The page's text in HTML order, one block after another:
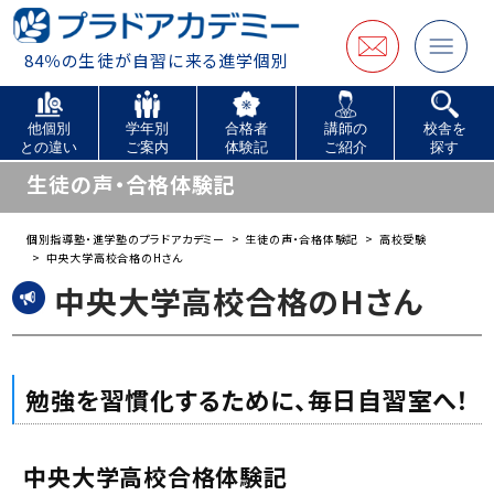
84％の生徒が自習に来る進学個別
他個別
との違い
学年別
ご案内
合格者
体験記
講師の
ご紹介
校舎を
探す
生徒の声・合格体験記
個別指導塾・進学塾のプラドアカデミー 生徒の声・合格体験記
高校受験
中央大学高校合格のHさん
中央大学高校合格のHさん
勉強を習慣化するために、毎日自習室へ！
中央大学高校合格体験記